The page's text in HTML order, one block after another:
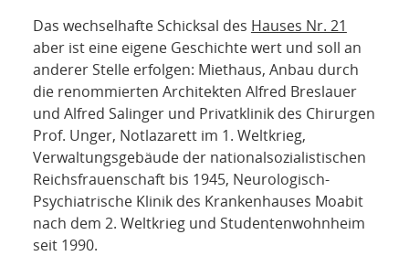
Das wechselhafte Schicksal des Hauses Nr. 21
aber ist eine eigene Geschichte wert und soll an
anderer Stelle erfolgen: Miethaus, Anbau durch
die renommierten Architekten Alfred Breslauer
und Alfred Salinger und Privatklinik des Chirurgen
Prof. Unger, Notlazarett im 1. Weltkrieg,
Verwaltungsgebäude der nationalsozialistischen
Reichsfrauenschaft bis 1945, Neurologisch-
Psychiatrische Klinik des Krankenhauses Moabit
nach dem 2. Weltkrieg und Studentenwohnheim
seit 1990.